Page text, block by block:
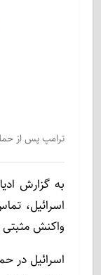
ترامپ پس از
به گزارش
اسرائیل،
واکنش
اسرائیل در